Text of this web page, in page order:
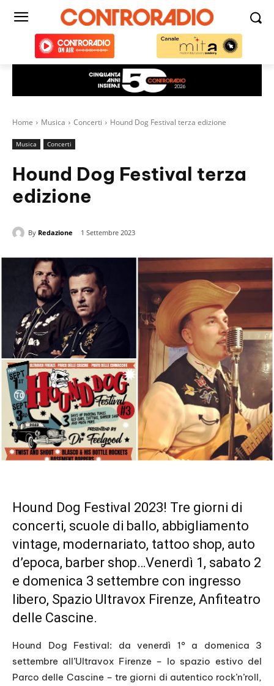
Home Musica Concerti Hound Dog Festival terza edizione
Musica Concerti
Hound Dog Festival terza
edizione
By Redazione 1 Settembre 2023
Hound Dog Festival 2023! Tre giorni di
concerti, scuole di ballo, abbigliamento
vintage, modernariato, tattoo shop, auto
d’epoca, barber shop…Venerdì 1, sabato 2
e domenica 3 settembre con ingresso
libero, Spazio Ultravox Firenze, Anfiteatro
delle Cascine.
Hound Dog Festival: da venerdì 1° a domenica 3
settembre all’Ultravox Firenze – lo spazio estivo del
Parco delle Cascine – tre giorni di autentico rock’n’roll,